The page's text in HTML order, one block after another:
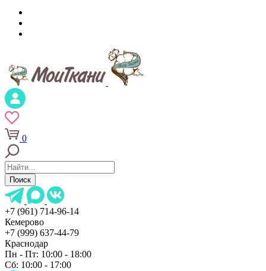
0
Поиск
+7 (961) 714-96-14
Кемерово
+7 (999) 637-44-79
Краснодар
Пн - Пт: 10:00 - 18:00
Сб: 10:00 - 17:00